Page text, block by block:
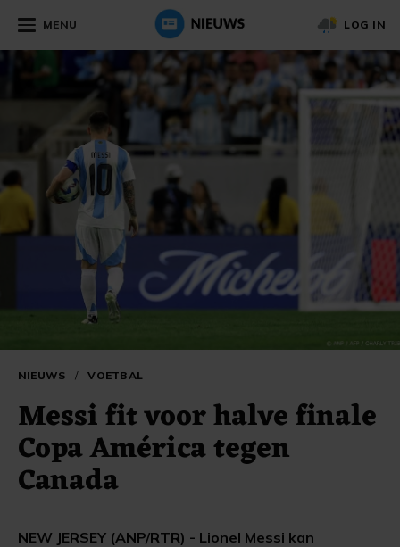
MENU LOG IN
NIEUWS / VOETBAL
Messi fit voor halve finale
Copa América tegen
Canada
NEW JERSEY (ANP/RTR) - Lionel Messi kan